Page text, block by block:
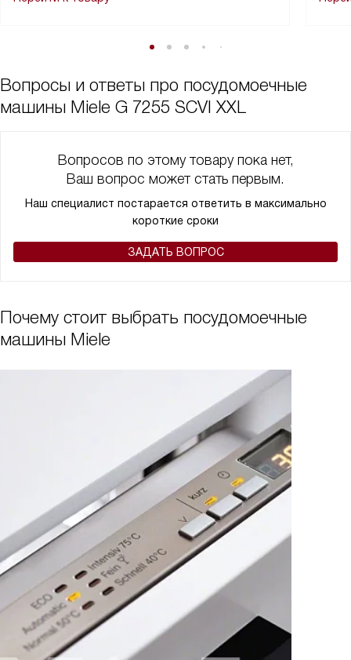
Вопросы и ответы про посудомоечные
машины Miele G 7255 SCVI XXL
Вопросов по этому товару пока нет,
Ваш вопрос может стать первым.
Наш специалист постарается ответить в максимально
короткие сроки
ЗАДАТЬ ВОПРОС
Почему стоит выбрать посудомоечные
машины Miele